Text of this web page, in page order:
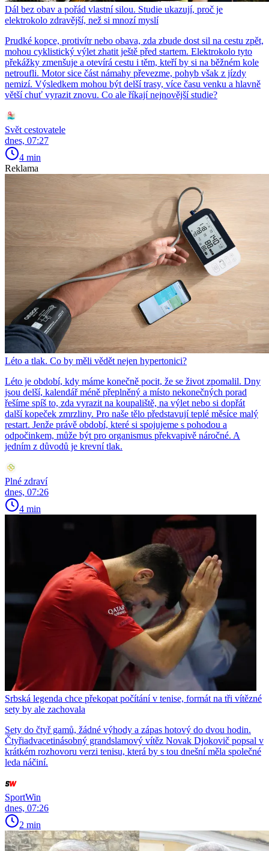
Dál bez obav a pořád vlastní silou. Studie ukazují, proč je
elektrokolo zdravější, než si mnozí myslí
Prudké kopce, protivítr nebo obava, zda zbude dost sil na cestu zpět,
mohou cyklistický výlet zhatit ještě před startem. Elektrokolo tyto
překážky zmenšuje a otevírá cestu i těm, kteří by si na běžném kole
netroufli. Motor sice část námahy převezme, pohyb však z jízdy
nemizí. Výsledkem mohou být delší trasy, více času venku a hlavně
větší chuť vyrazit znovu. Co ale říkají nejnovější studie?
Svět cestovatele
dnes, 07:27
4 min
Reklama
Léto a tlak. Co by měli vědět nejen hypertonici?
Léto je období, kdy máme konečně pocit, že se život zpomalil. Dny
jsou delší, kalendář méně přeplněný a místo nekonečných porad
řešíme spíš to, zda vyrazit na koupaliště, na výlet nebo si dopřát
další kopeček zmrzliny. Pro naše tělo představují teplé měsíce malý
restart. Jenže právě období, které si spojujeme s pohodou a
odpočinkem, může být pro organismus překvapivě náročné. A
jedním z důvodů je krevní tlak.
Plné zdraví
dnes, 07:26
4 min
Srbská legenda chce překopat počítání v tenise, formát na tři vítězné
sety by ale zachovala
Sety do čtyř gamů, žádné výhody a zápas hotový do dvou hodin.
Čtyřiadvacetinásobný grandslamový vítěz Novak Djokovič popsal v
krátkém rozhovoru verzi tenisu, která by s tou dnešní měla společné
leda náčiní.
SportWin
dnes, 07:26
2 min